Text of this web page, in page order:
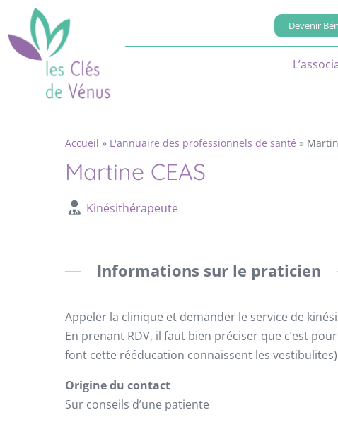
Devenir
Accueil » L'annuaire des professionnels de santé »
Martine CEAS
Kinésithérapeute
Informations sur le praticien
Appeler la clinique et demander le service de
En prenant RDV, il faut bien préciser que c’est
font cette rééducation connaissent les
Origine du contact
Sur conseils d’une patiente